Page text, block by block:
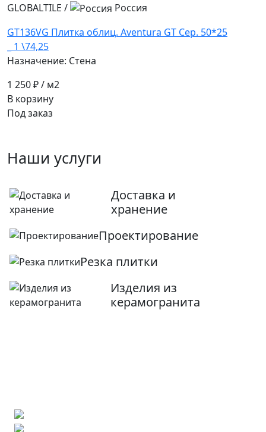
GLOBALTILE /
Россия
GT136VG Плитка облиц. Aventura GT Сер. 50*25
_ 1 \74,25
Назначение: Стена
1 250 ₽/ м2
В корзину
Под заказ
Наши услуги
Доставка и
хранение
Проектирование
Резка плитки
Изделия из
керамогранита